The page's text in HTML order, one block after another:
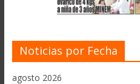
Noticias por Fecha
agosto 2026